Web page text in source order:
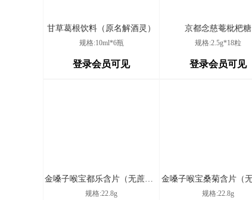
公司
海潮镇陈湾村第一卫生
甘草葛根饮料（原名解酒灵）
规格:10ml*6瓶
登录会员可见
京都念慈菴枇杷糖
规格:2.5g*18粒
登录会员可见
金嗓子喉宝都乐含片（无蔗糖）
规格:22.8g 规格:22.8g